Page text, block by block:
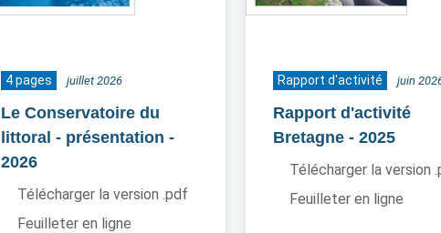
4 pages juillet 2026
Le Conservatoire du
littoral - présentation -
2026
Télécharger la version .pdf
Feuilleter en ligne
Rapport d'activité juin
Rapport d'activité
Bretagne - 2025
Télécharger la version
Feuilleter en ligne